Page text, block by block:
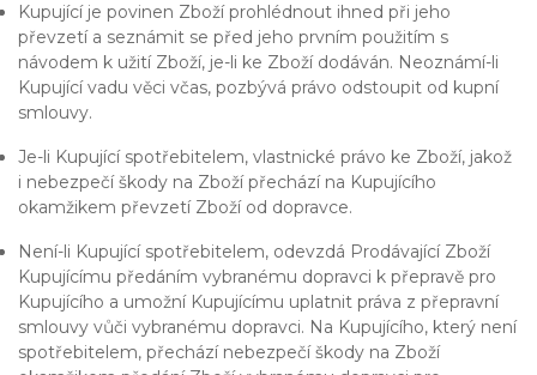
Kupující je povinen Zboží prohlédnout ihned při jeho
převzetí a seznámit se před jeho prvním použitím s
návodem k užití Zboží, je-li ke Zboží dodáván. Neoznámí-li
Kupující vadu věci včas, pozbývá právo odstoupit od kupní
smlouvy.
Je-li Kupující spotřebitelem, vlastnické právo ke Zboží, jakož
i nebezpečí škody na Zboží přechází na Kupujícího
okamžikem převzetí Zboží od dopravce.
Není-li Kupující spotřebitelem, odevzdá Prodávající Zboží
Kupujícímu předáním vybranému dopravci k přepravě pro
Kupujícího a umožní Kupujícímu uplatnit práva z přepravní
smlouvy vůči vybranému dopravci. Na Kupujícího, který není
spotřebitelem, přechází nebezpečí škody na Zboží